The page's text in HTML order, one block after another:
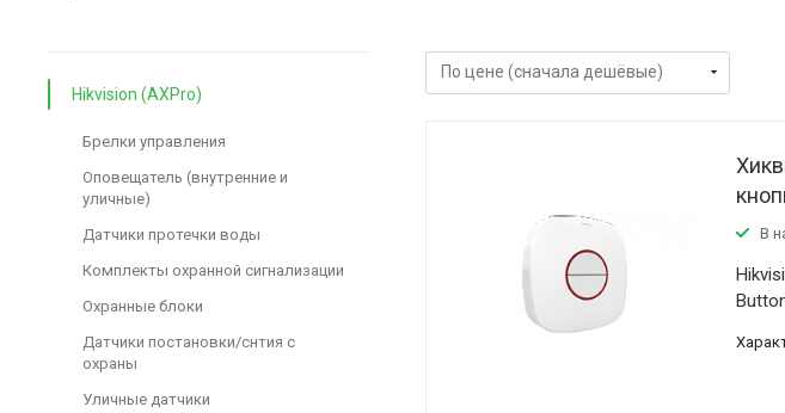
В
Hikvision (AXPro)
Брелки управления
Оповещатель (внутренние и
уличные)
Датчики протечки воды
Комплекты охранной сигнализации
Охранные блоки
Датчики постановки/снтия с
охраны
Уличные датчики